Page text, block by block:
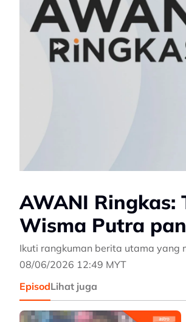
AWANI
Wisma Putra
Ikuti rangkuman berita utama yang
08/06/2026 12:49 MYT
EpisodLihat juga